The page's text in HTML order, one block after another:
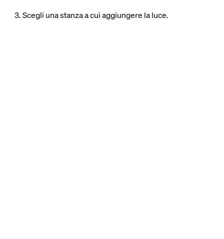
3. Scegli una stanza a cui aggiungere la luce.